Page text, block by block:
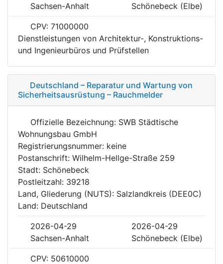
Sachsen-Anhalt
Schönebeck (Elbe)
CPV: 71000000
Dienstleistungen von Architektur-, Konstruktions-
und Ingenieurbüros und Prüfstellen
Deutschland – Reparatur und Wartung von
Sicherheitsausrüstung – Rauchmelder
Offizielle Bezeichnung: SWB Städtische
Wohnungsbau GmbH
Registrierungsnummer: keine
Postanschrift: Wilhelm-Hellge-Straße 259
Stadt: Schönebeck
Postleitzahl: 39218
Land, Gliederung (NUTS): Salzlandkreis (DEE0C)
Land: Deutschland
2026-04-29
2026-04-29
Sachsen-Anhalt
Schönebeck (Elbe)
CPV: 50610000